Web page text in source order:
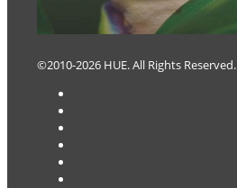
©2010-2026 HUE. All Rights Reserved.